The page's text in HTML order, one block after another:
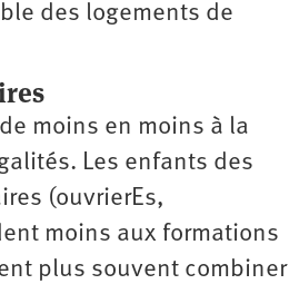
des logements de
moins en moins à la
Les enfants des
(ouvrierEs,
moins aux formations
plus souvent combiner